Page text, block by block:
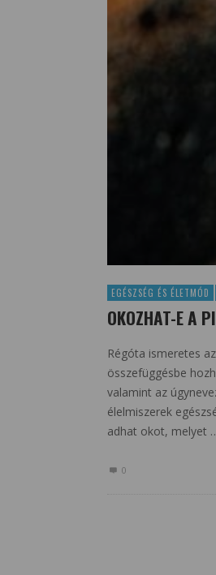
EGÉSZSÉG ÉS ÉLETMÓD
OKOZHAT-E A
Régóta ismeretes
összefüggésbe
valamint az
élelmiszerek
adhat okot, melyet
0